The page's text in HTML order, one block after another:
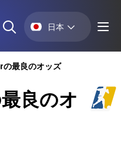
日本
の最良のオッズ
良のオ